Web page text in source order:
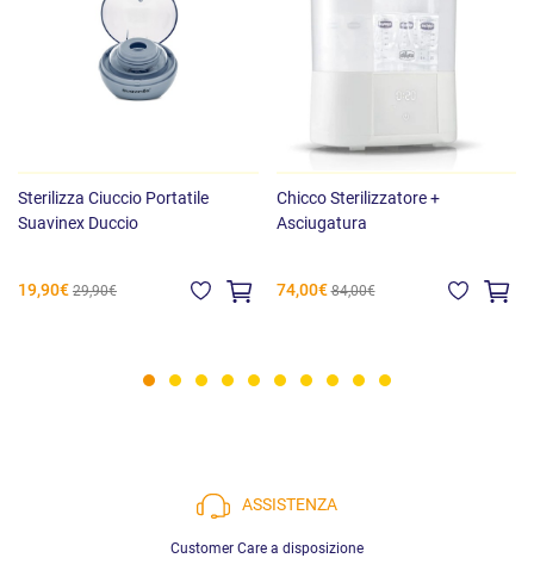
Sterilizza Ciuccio Portatile
Suavinex Duccio
19,90€ 29,90€
Chicco Sterilizzatore +
Asciugatura
74,00€ 84,00€
ASSISTENZA
Customer Care a disposizione